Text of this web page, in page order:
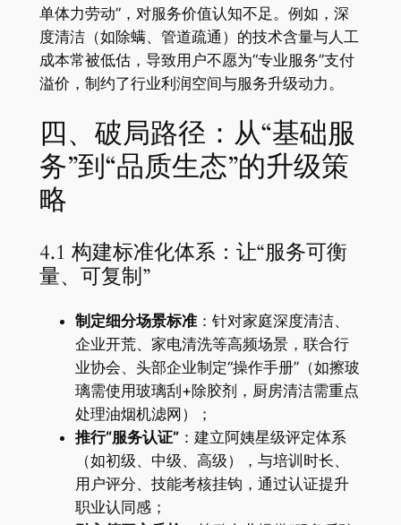
单体力劳动”，对服务价值认知不足。例如，深
度清洁（如除螨、管道疏通）的技术含量与人工
成本常被低估，导致用户不愿为“专业服务”支付
溢价，制约了行业利润空间与服务升级动力。
四、破局路径：从“基础服
务”到“品质生态”的升级策
略
4.1 构建标准化体系：让“服务可衡
量、可复制”
​制定细分场景标准​​：针对家庭深度清洁、
企业开荒、家电清洗等高频场景，联合行
业协会、头部企业制定“操作手册”（如擦玻
璃需使用玻璃刮+除胶剂，厨房清洁需重点
处理油烟机滤网）；
​推行“服务认证”​​：建立阿姨星级评定体系
（如初级、中级、高级），与培训时长、
用户评分、技能考核挂钩，通过认证提升
职业认同感；